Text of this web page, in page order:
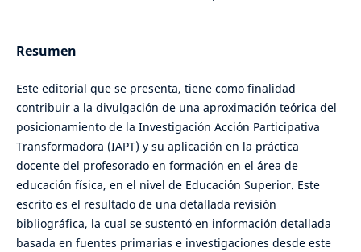
Resumen
Este editorial que se presenta, tiene como finalidad
contribuir a la divulgación de una aproximación teórica del
posicionamiento de la Investigación Acción Participativa
Transformadora (IAPT) y su aplicación en la práctica
docente del profesorado en formación en el área de
educación física, en el nivel de Educación Superior. Este
escrito es el resultado de una detallada revisión
bibliográfica, la cual se sustentó en información detallada
basada en fuentes primarias e investigaciones desde este